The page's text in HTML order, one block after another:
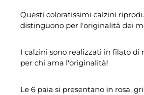
Questi coloratissimi calzini
distinguono per l'originalità dei
I calzini sono realizzati in filato di
per chi ama l'originalità!
Le 6 paia si presentano in rosa,